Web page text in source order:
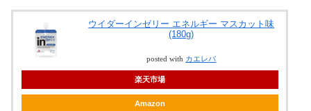
ウイダーインゼリー エネルギー マスカット味
(180g)
posted with カエレバ
楽天市場
Amazon